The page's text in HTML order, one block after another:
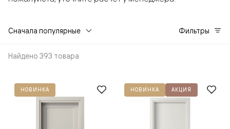
Сначала популярные Фильтры
Найдено 393 товара
НОВИНКА НОВИНКА АКЦИЯ